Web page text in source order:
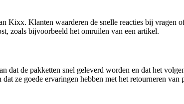
Kixx. Klanten waarderen de snelle reacties bij vragen
zoals bijvoorbeeld het omruilen van een artikel.
de pakketten snel geleverd worden en dat het
ze goede ervaringen hebben met het retourneren van